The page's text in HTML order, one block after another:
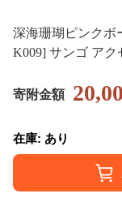
深海珊瑚ピンクボ
K009] サンゴ ア
寄附金額
在庫: あり